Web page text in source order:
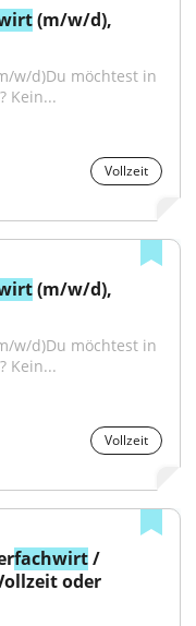
(m/w/d),
w/d)Du möchtest in
Kein...
Vollzeit
(m/w/d),
w/d)Du möchtest in
Kein...
Vollzeit
fachwirt /
oder